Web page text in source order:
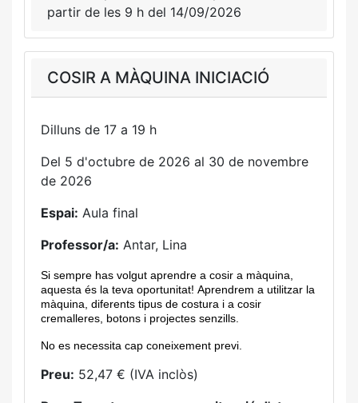
partir de les 9 h del 14/09/2026
COSIR A MÀQUINA INICIACIÓ
Dilluns de 17 a 19 h
Del 5 d'octubre de 2026 al 30 de novembre
de 2026
Espai: Aula final
Professor/a: Antar, Lina
Si sempre has volgut aprendre a cosir a màquina,
aquesta és la teva oportunitat! Aprendrem a utilitzar la
màquina , diferents tipus de costura i a cosir
cremalleres, botons i projectes senzills.
No es necessita cap coneixement previ.
Preu: 52,47 € (IVA inclòs)